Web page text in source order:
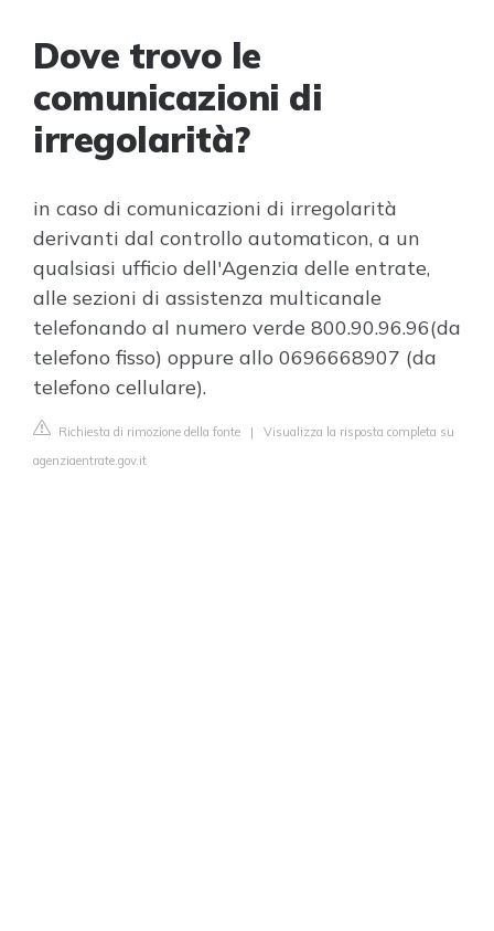
Dove trovo le
comunicazioni di
irregolarità?
in caso di comunicazioni di irregolarità
derivanti dal controllo automaticon, a un
qualsiasi ufficio dell'Agenzia delle entrate,
alle sezioni di assistenza multicanale
telefonando al numero verde 800.90.96.96(da
telefono fisso) oppure allo 0696668907 (da
telefono cellulare).
Richiesta di rimozione della fonte | Visualizza la risposta completa su
agenziaentrate.gov.it